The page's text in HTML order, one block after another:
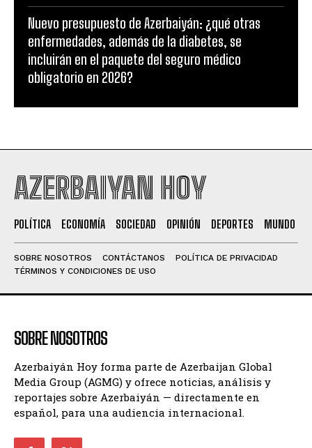
Nuevo presupuesto de Azerbaiyán: ¿qué otras
enfermedades, además de la diabetes, se
incluirán en el paquete del seguro médico
obligatorio en 2026?
AZERBAIYAN HOY
POLÍTICA ECONOMÍA SOCIEDAD OPINIÓN DEPORTES MUNDO
SOBRE NOSOTROS CONTÁCTANOS
POLÍTICA DE PRIVACIDAD
TÉRMINOS Y CONDICIONES DE USO
SOBRE NOSOTROS
Azerbaiyán Hoy forma parte de Azerbaijan Global
Media Group (AGMG) y ofrece noticias, análisis y
reportajes sobre Azerbaiyán — directamente en
español, para una audiencia internacional.